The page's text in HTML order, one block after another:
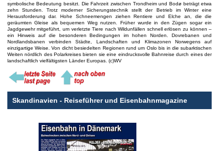
symbolische Bedeutung besitzt. Die Fahrzeit zwischen Trondheim und Bodø beträgt etwa
zehn Stunden. Trotz moderner Sicherungstechnik stellt der Betrieb im Winter eine
Herausforderung dar. Hohe Schneemengen ziehen Rentiere und Elche an, die die
geräumten Gleise als bequemen Weg nutzen. Früher wurde in den Zügen sogar ein
Jagdgewehr mitgeführt, um verletzte Tiere nach Wildunfällen schnell erlösen zu können –
ein Hinweis auf die besonderen Bedingungen im hohen Norden. Dovrebanen und
Nordlandsbanen verbinden Städte, Landschaften und Klimazonen Norwegens auf
einzigartige Weise. Von dicht besiedelten Regionen rund um Oslo bis in die subarktischen
Weiten nördlich des Polarkreises bieten sie eine eindrucksvolle Bahnreise durch eines der
landschaftlich vielfältigsten Länder Europas. (c)WV
Skandinavien - Reiseführer und Eisenbahnmagazine